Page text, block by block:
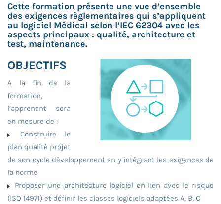
Cette formation présente une vue d’ensemble
des exigences règlementaires qui s’appliquent
au logiciel Médical selon l’IEC 62304 avec les
aspects principaux : qualité, architecture et
test, maintenance.
OBJECTIFS
A la fin de la
formation,
l’apprenant sera
en mesure de :
Construire le
plan qualité projet
de son cycle développement en y intégrant les exigences de
la norme
Proposer une architecture logiciel en lien avec le risque
(ISO 14971) et définir les classes logiciels adaptées A, B, C